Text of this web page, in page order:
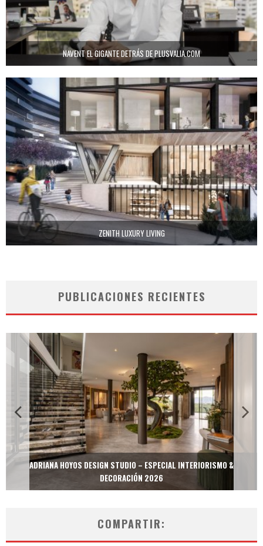
NAVENT EL GIGANTE DETRÁS DE PLUSVALIA.COM
ZENITH LUXURY LIVING
PUBLICACIONES RECIENTES
MULTIOFICINAS / AMOBLARE / TREZE – ESPECIAL INTERIORISMO &
DECORACIÓN 2026
COMPARTIR: